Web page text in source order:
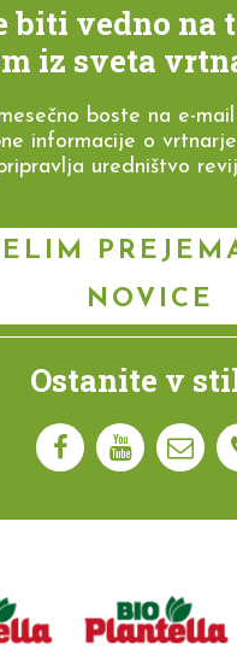
biti vedno na
iz sveta
boste na e-
informacije o
uredništvo
NOVICE
Ostanite v